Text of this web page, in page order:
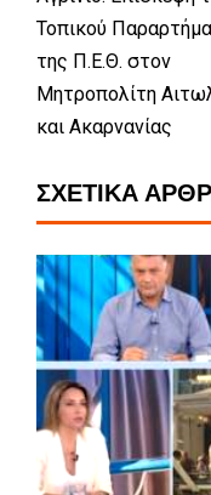
Τοπικού
της Π.Ε.Θ. στον
Μητροπολίτη
και Ακαρνανίας
ΣΧΕΤΙΚΆ